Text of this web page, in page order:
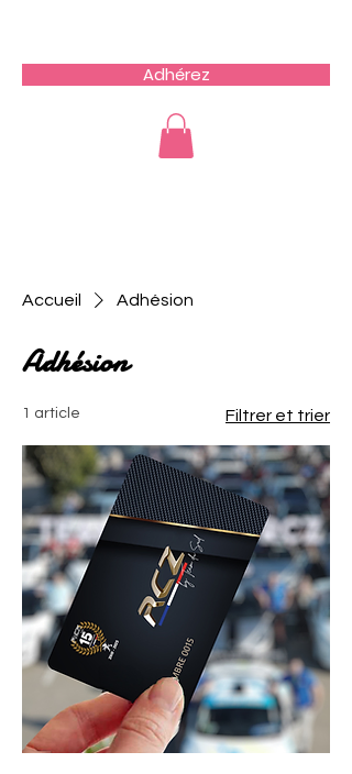
Adhérez
Accueil Adhésion
Adhésion
1 article Filtrer et trier